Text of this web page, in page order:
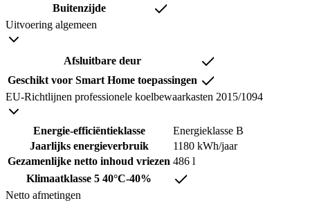
Buitenzijde
Uitvoering algemeen
Afsluitbare deur
Geschikt voor Smart Home toepassingen
EU-Richtlijnen professionele koelbewaarkasten 2015/1094
Energie-efficiëntieklasse
Energieklasse B
Jaarlijks energieverbruik
1180 kWh/jaar
Gezamenlijke netto inhoud vriezen 486 l
Klimaatklasse 5 40°C-40%
Netto afmetingen